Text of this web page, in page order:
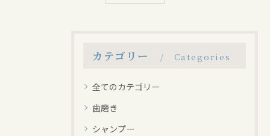
カテゴリー Categories
全てのカテゴリー
歯磨き
シャンプー